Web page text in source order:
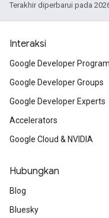
Terakhir diperbarui pada
Interaksi
Google Developer Program
Google Developer Groups
Google Developer Experts
Accelerators
Google Cloud & NVIDIA
Hubungkan
Blog
Bluesky